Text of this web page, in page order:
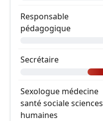
Responsable
pédagogique
Secrétaire
Sexologue médecine
santé sociale sciences
humaines